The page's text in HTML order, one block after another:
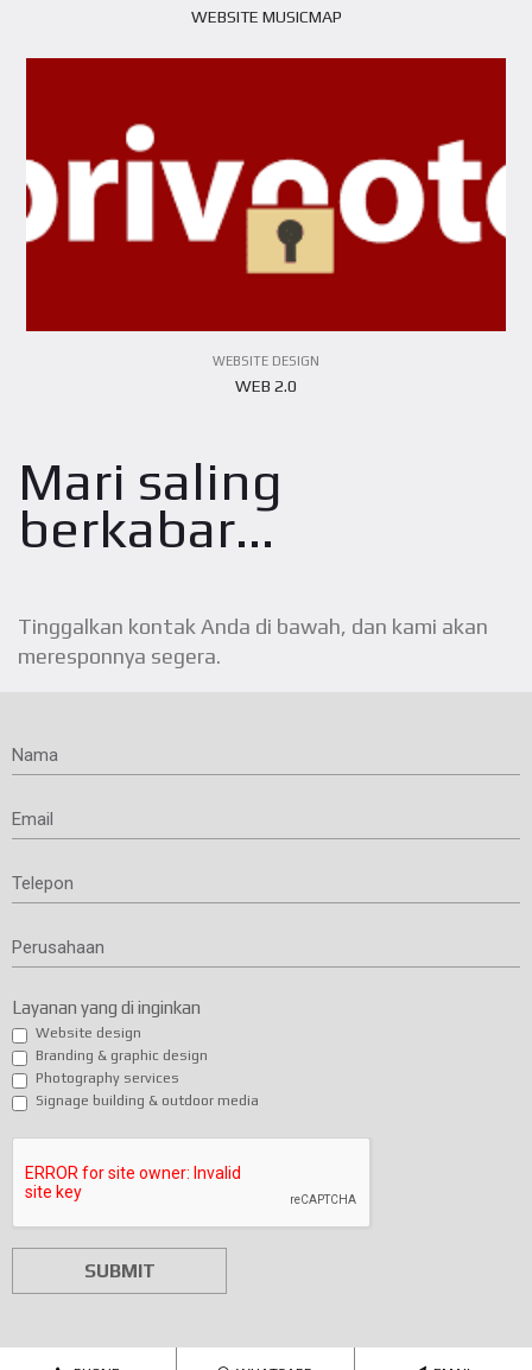
WEBSITE MUSICMAP
WEBSITE DESIGN
WEB 2.0
Mari saling
berkabar...
Tinggalkan kontak Anda di bawah, dan kami akan
meresponnya segera.
Nama
Email
Telepon
Perusahaan
Layanan yang di inginkan
Website design
Branding & graphic design
Photography services
Signage building & outdoor media
SUBMIT